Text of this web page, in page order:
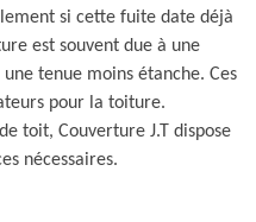
si cette fuite date déjà
est souvent due à une
tenue moins étanche. Ces
pour la toiture.
toit, Couverture J.T dispose
nécessaires.